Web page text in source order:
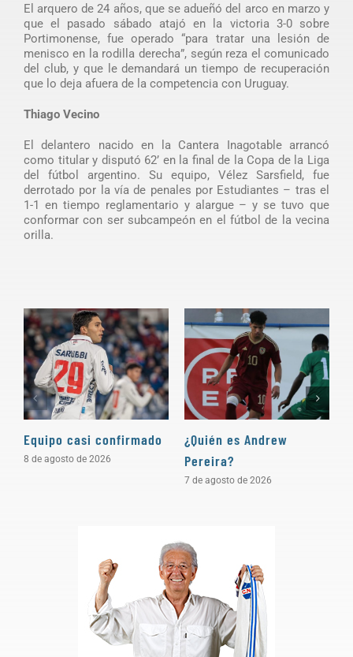
El arquero de 24 años, que se adueñó del arco en marzo y
que el pasado sábado atajó en la victoria 3-0 sobre
Portimonense, fue operado “para tratar una lesión de
menisco en la rodilla derecha”, según reza el comunicado
del club, y que le demandará un tiempo de recuperación
que lo deja afuera de la competencia con Uruguay.
Thiago Vecino
El delantero nacido en la Cantera Inagotable arrancó
como titular y disputó 62’ en la final de la Copa de la Liga
del fútbol argentino. Su equipo, Vélez Sarsfield, fue
derrotado por la vía de penales por Estudiantes – tras el
1-1 en tiempo reglamentario y alargue – y se tuvo que
conformar con ser subcampeón en el fútbol de la vecina
orilla.
Equipo casi confirmado
8 de agosto de 2026
¿Quién es Andrew
Pereira?
7 de agosto de 2026